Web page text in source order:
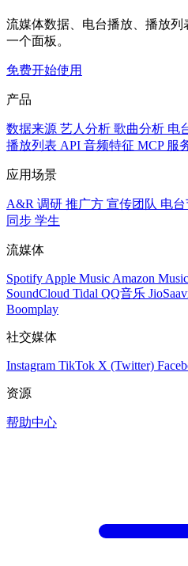
流媒体数据、电台播放、播放
一个面板。
免费开始使用
产品
数据来源 艺人分析 歌曲分析 电
播放列表 API 音频特征 MCP 服
应用场景
A&R 调研 推广方 宣传团队 电台
同步 学生
流媒体
Spotify Apple Music Amazon Music
SoundCloud Tidal QQ音乐
Boomplay
社交媒体
Instagram TikTok X (Twitter)
资源
帮助中心